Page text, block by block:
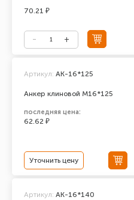
70.21 ₽
Анкер клиновой М16*125
Артикул: AK-16*125
последняя цена:
62.62 ₽
Уточнить цену
Артикул: АК-16*140